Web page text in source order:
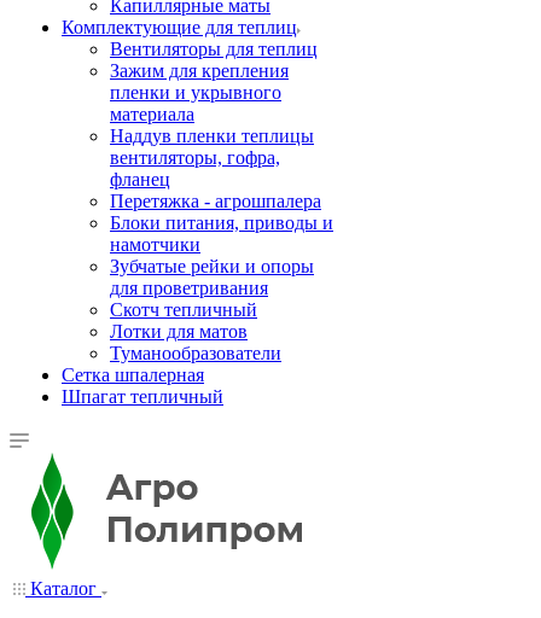
Капиллярные маты
Комплектующие для теплиц
Вентиляторы для теплиц
Зажим для крепления
пленки и укрывного
материала
Наддув пленки теплицы
вентиляторы, гофра,
фланец
Перетяжка - агрошпалера
Блоки питания, приводы и
намотчики
Зубчатые рейки и опоры
для проветривания
Скотч тепличный
Лотки для матов
Туманообразователи
Сетка шпалерная
Шпагат тепличный
Каталог